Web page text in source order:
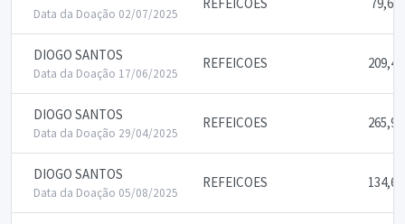
Data da Doação 02/07/2025
DIOGO SANTOS
Data da Doação 17/06/2025
REFEICOES 209,46
DIOGO SANTOS
Data da Doação 29/04/2025
REFEICOES 265,98
DIOGO SANTOS
Data da Doação 05/08/2025
REFEICOES 134,61